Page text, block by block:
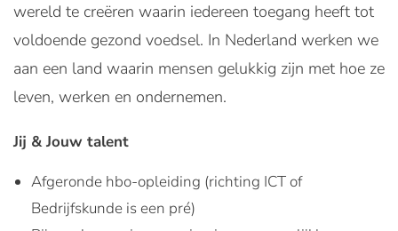
wereld te creëren waarin iedereen toegang heeft tot
voldoende gezond voedsel. In Nederland werken we
aan een land waarin mensen gelukkig zijn met hoe ze
leven, werken en ondernemen.
Jij & Jouw talent
Afgeronde hbo-opleiding (richting ICT of
Bedrijfskunde is een pré)